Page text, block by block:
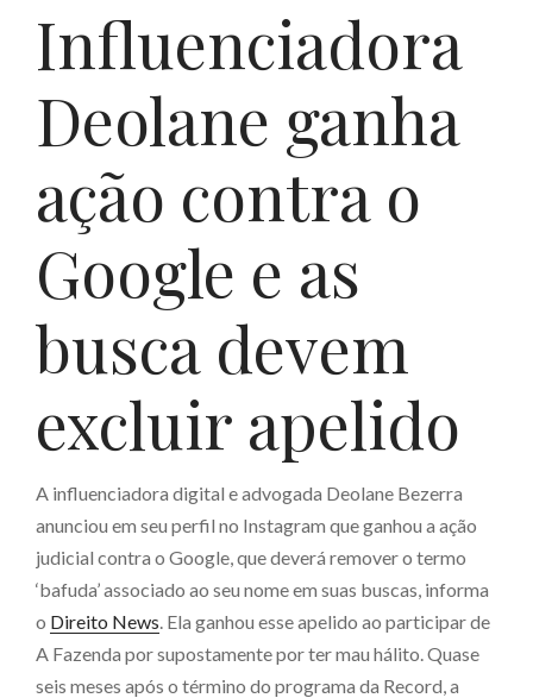
Influenciadora
Deolane ganha
ação contra o
Google e as
busca devem
excluir apelido
A influenciadora digital e advogada Deolane Bezerra
anunciou em seu perfil no Instagram que ganhou a ação
judicial contra o Google, que deverá remover o termo
‘bafuda’ associado ao seu nome em suas buscas, informa
o Direito News. Ela ganhou esse apelido ao participar de
A Fazenda por supostamente por ter mau hálito. Quase
seis meses após o término do programa da Record, a